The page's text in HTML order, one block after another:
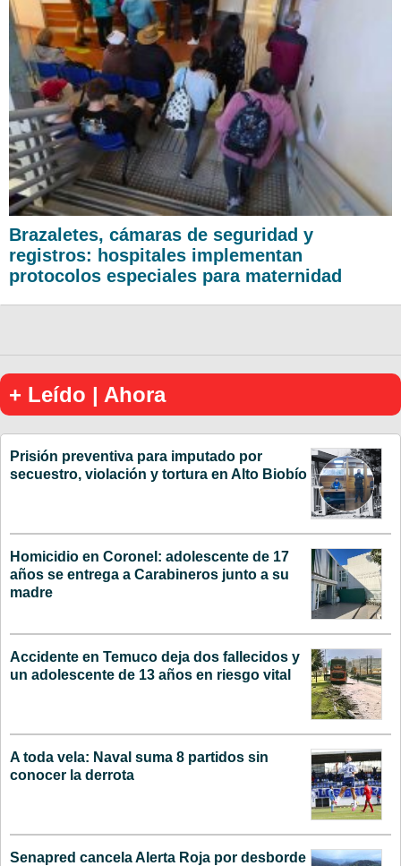
Brazaletes, cámaras de seguridad y
registros: hospitales implementan
protocolos especiales para maternidad
+ Leído | Ahora
Prisión preventiva para imputado por
secuestro, violación y tortura en Alto Biobío
Homicidio en Coronel: adolescente de 17
años se entrega a Carabineros junto a su
madre
Accidente en Temuco deja dos fallecidos y
un adolescente de 13 años en riesgo vital
A toda vela: Naval suma 8 partidos sin
conocer la derrota
Senapred cancela Alerta Roja por desborde